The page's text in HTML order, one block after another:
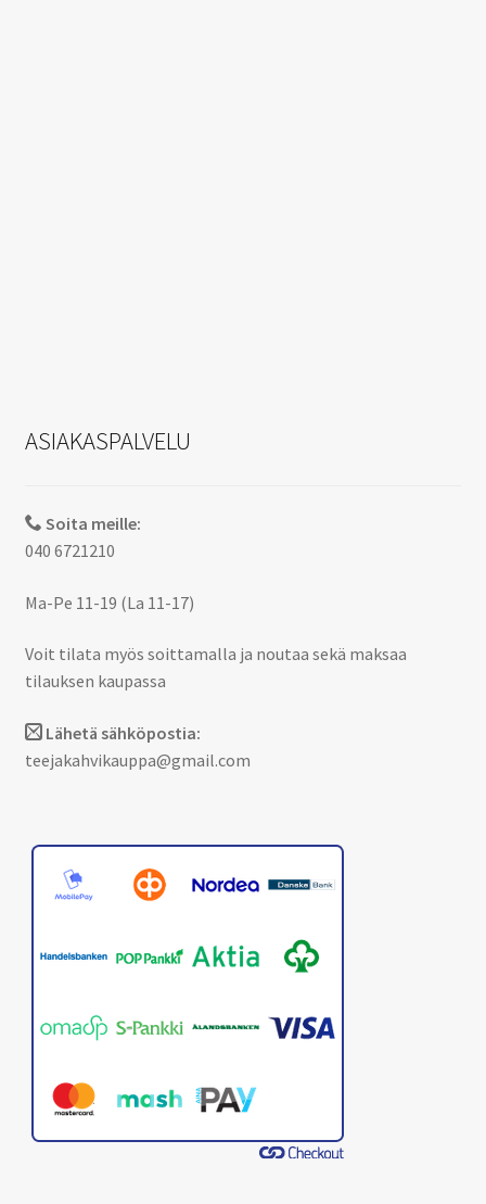
ASIAKASPALVELU
Soita meille:
040 6721210
Ma-Pe 11-19 (La 11-17)
Voit tilata myös soittamalla ja noutaa sekä maksaa
tilauksen kaupassa
Lähetä sähköpostia:
teejakahvikauppa@gmail.com